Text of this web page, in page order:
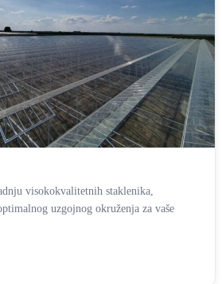
visokokvalitetnih staklenika,
uzgojnog okruženja za vaše